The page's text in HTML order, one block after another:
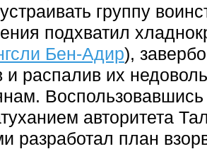
группу
подхватил
Бен-Адир),
и распалив их
авторитета
разработал план